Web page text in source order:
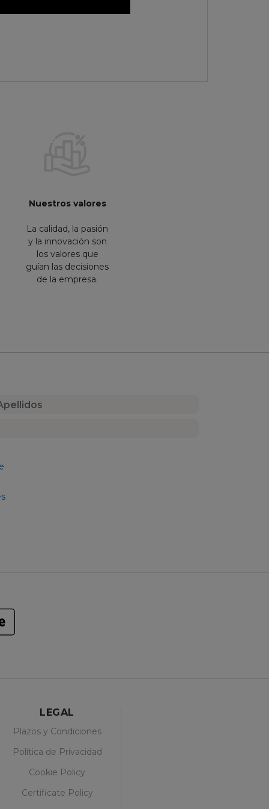
Nuestros valores
La calidad, la pasión
y la innovación son
los valores que
guían las decisiones
de la empresa.
LEGAL
Plazos y Condiciones
Política de Privacidad
Cookie Policy
Certificate Policy